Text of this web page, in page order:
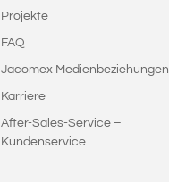
Projekte
FAQ
Jacomex Medienbeziehungen
Karriere
After-Sales-Service –
Kundenservice